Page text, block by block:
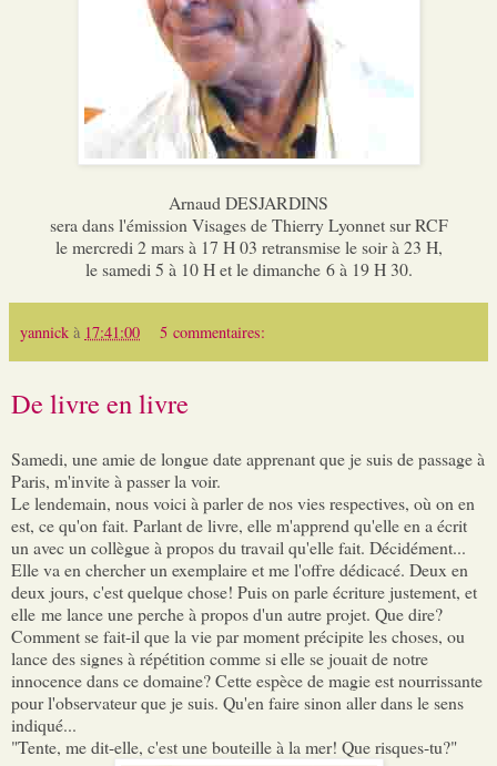
Arnaud DESJARDINS
sera dans l'émission Visages de Thierry Lyonnet sur RCF
le mercredi 2 mars à 17 H 03 retransmise le soir à 23 H,
le samedi 5 à 10 H et le dimanche 6 à 19 H 30.
yannick à 17:41:00 5 commentaires:
De livre en livre
Samedi, une amie de longue date apprenant que je suis de passage à
Paris, m'invite à passer la voir.
Le lendemain, nous voici à parler de nos vies respectives, où on en
est, ce qu'on fait. Parlant de livre, elle m'apprend qu'elle en a écrit
un avec un collègue à propos du travail qu'elle fait. Décidément...
Elle va en chercher un exemplaire et me l'offre dédicacé. Deux en
deux jours, c'est quelque chose! Puis on parle écriture justement, et
elle me lance une perche à propos d'un autre projet. Que dire?
Comment se fait-il que la vie par moment précipite les choses, ou
lance des signes à répétition comme si elle se jouait de notre
innocence dans ce domaine? Cette espèce de magie est nourrissante
pour l'observateur que je suis. Qu'en faire sinon aller dans le sens
indiqué...
"Tente, me dit-elle, c'est une bouteille à la mer! Que risques-tu?"